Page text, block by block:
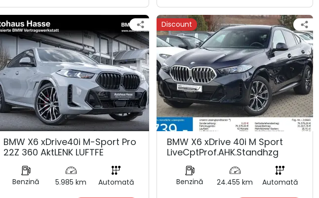
BMW X6 xDrive40i M-Sport Pro
22Z 360 AktLENK LUFTFE
Benzină 5.985 km Automată
Discount
BMW X6 xDrive 40i M Sport
LiveCptProf.AHK.Standhzg
Benzină 24.455 km Automată